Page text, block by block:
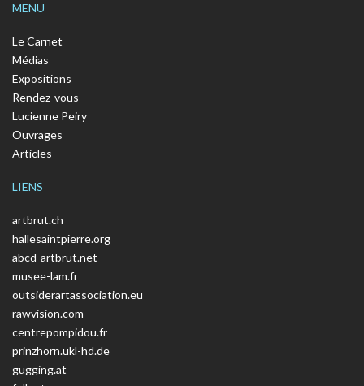
MENU
Le Carnet
Médias
Expositions
Rendez-vous
Lucienne Peiry
Ouvrages
Articles
LIENS
artbrut.ch
hallesaintpierre.org
abcd-artbrut.net
musee-lam.fr
outsiderartassociation.eu
rawvision.com
centrepompidou.fr
prinzhorn.ukl-hd.de
gugging.at